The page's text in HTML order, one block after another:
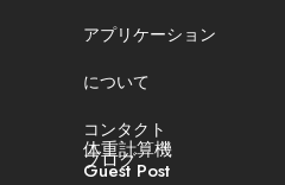
アプリケーション
について
コンタクト
体重計算機
ブログ
Guest Post